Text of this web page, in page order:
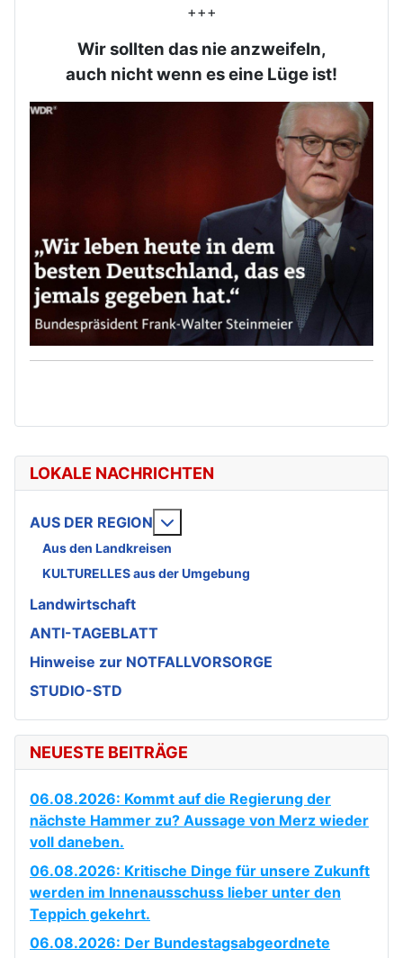
LOKALE NACHRICHTEN
AUS DER REGION
Aus den Landkreisen
KULTURELLES aus der Umgebung
Landwirtschaft
ANTI-TAGEBLATT
Hinweise zur NOTFALLVORSORGE
STUDIO-STD
NEUESTE BEITRÄGE
06.08.2026: Kommt auf die Regierung der
nächste Hammer zu? Aussage von Merz wieder
voll daneben.
06.08.2026: Kritische Dinge für unsere Zukunft
werden im Innenausschuss lieber unter den
Teppich gekehrt.
06.08.2026: Der Bundestagsabgeordnete
+++
Wir sollten das nie anzweifeln,
auch nicht wenn es eine Lüge ist!